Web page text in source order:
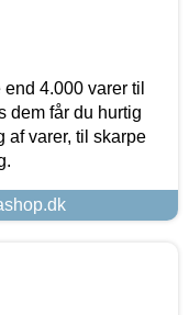
4.000 varer til
dem får du hurtig
af varer, til skarpe